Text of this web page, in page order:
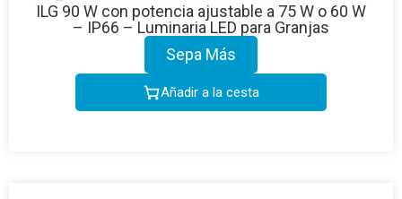
ILG 90 W con potencia ajustable a 75 W o 60 W
– IP66 – Luminaria LED para Granjas
Sepa Más
Añadir a la cesta